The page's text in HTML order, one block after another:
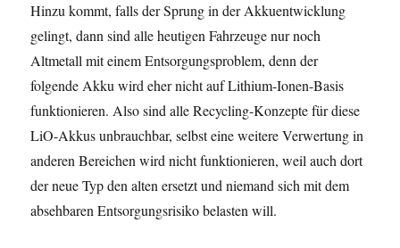
Hinzu kommt, falls der Sprung in der Akkuentwicklung
gelingt, dann sind alle heutigen Fahrzeuge nur noch
Altmetall mit einem Entsorgungsproblem, denn der
folgende Akku wird eher nicht auf Lithium-Ionen-Basis
funktionieren. Also sind alle Recycling-Konzepte für diese
LiO-Akkus unbrauchbar, selbst eine weitere Verwertung in
anderen Bereichen wird nicht funktionieren, weil auch dort
der neue Typ den alten ersetzt und niemand sich mit dem
absehbaren Entsorgungsrisiko belasten will.